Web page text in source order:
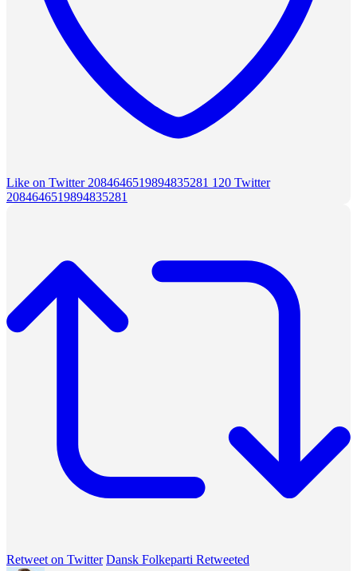
Like on Twitter 2084646519894835281 120 Twitter
2084646519894835281
Retweet on Twitter Dansk Folkeparti Retweeted